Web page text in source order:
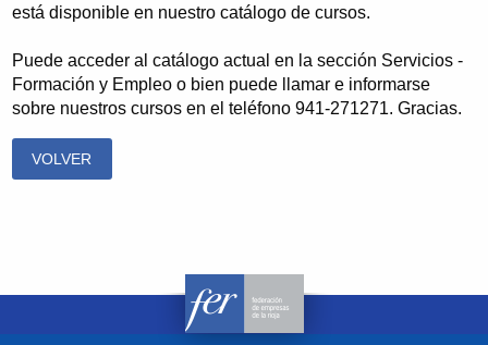
está disponible en nuestro catálogo de cursos.
Puede acceder al catálogo actual en la sección Servicios -
Formación y Empleo o bien puede llamar e informarse
sobre nuestros cursos en el teléfono 941-271271. Gracias.
VOLVER